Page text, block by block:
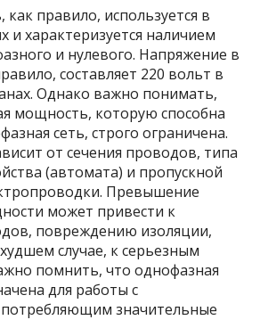
как правило, используется в
и характеризуется наличием
и нулевого. Напряжение в
составляет 220 вольт в
Однако важно понимать,
мощность, которую способна
сеть, строго ограничена.
от сечения проводов, типа
(автомата) и пропускной
Превышение
может привести к
повреждению изоляции,
случае, к серьезным
помнить, что однофазная
для работы с
значительные